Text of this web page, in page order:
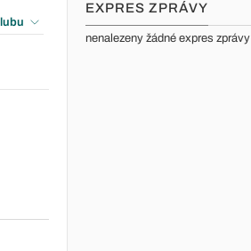
EXPRES ZPRÁVY
nenalezeny žádné expres zprávy